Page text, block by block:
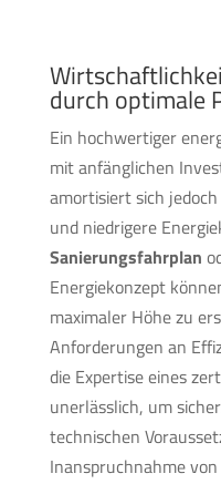
durch optimale
Ein hochwertiger
mit anfänglichen
amortisiert sich
und niedrigere
Sanierungsfahrplan
Energiekonzept
maximaler Höhe zu
Anforderungen an
die Expertise eines
unerlässlich, um
technischen
Inanspruchnahme